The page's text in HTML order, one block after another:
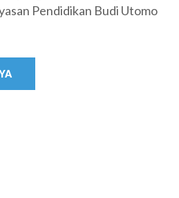
Pendidikan Budi Utomo